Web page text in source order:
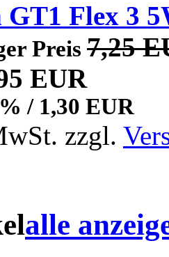
Flex 3
Preis 7,25
EUR
/ 1,30 EUR
zzgl.
alle